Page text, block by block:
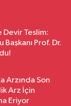
Teslim:
Prof. Dr.
Arzında Son
Arz İçin
Eriyor